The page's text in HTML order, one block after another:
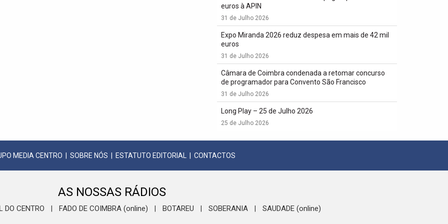
euros à APIN
31 de Julho 2026
Expo Miranda 2026 reduz despesa em mais de 42 mil
euros
31 de Julho 2026
Câmara de Coimbra condenada a retomar concurso
de programador para Convento São Francisco
31 de Julho 2026
Long Play – 25 de Julho 2026
25 de Julho 2026
MEDIA CENTRO SOBRE NÓS ESTATUTO EDITORIAL CONTACTOS
AS NOSSAS RÁDIOS
DO CENTRO FADO DE COIMBRA (online) BOTAREU SOBERANIA SAUDADE (online)